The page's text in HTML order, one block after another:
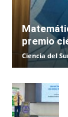
premio
Ciencia del